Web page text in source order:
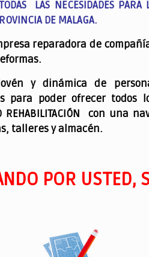
LAS NECESIDADES PARA
DE MALAGA.
reparadora de
y dinámica de
para poder ofrecer todos
con una
talleres y almacén.
POR USTED,